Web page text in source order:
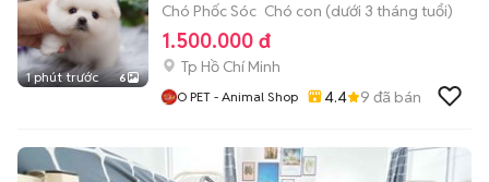
1 phút trước 6
Chó Phốc Sóc Chó con (dưới 3 tháng tuổi)
1.500.000 đ
Tp Hồ Chí Minh
O PET - Animal Shop 4.4 9 đã bán